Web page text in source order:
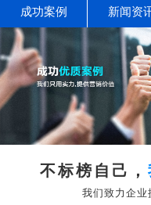
成功案例 新闻资
不标榜自己，
我们致力企业